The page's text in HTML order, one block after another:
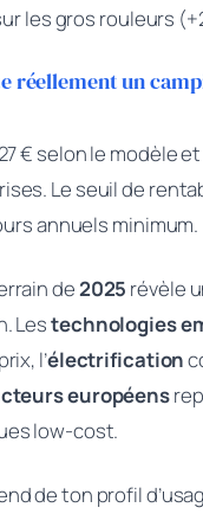
les gros rouleurs
réellement un
€ selon le modèle
Le seuil de
annuels minimum.
de2025 révèle
Lestechnologies
l’électrification
européens
low-cost.
de ton profil